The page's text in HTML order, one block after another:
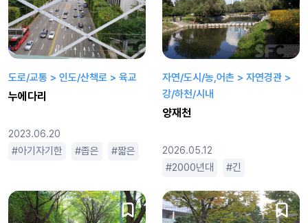
도로/교통 > 인도/산책로 > 육교
누에다리
2023.06.20
아기자기한 좁은 짧은
자연/도시/농,어촌 > 자연경관 >
강/하천/시내
양재천
2026.05.12
2000년대 긴